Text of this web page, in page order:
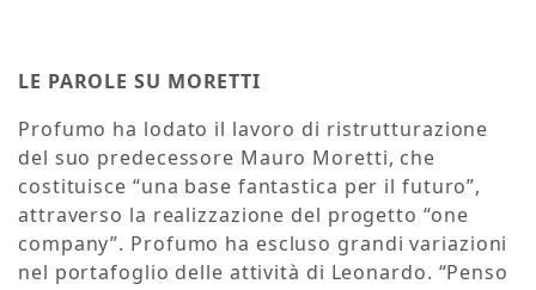
LE PAROLE SU MORETTI
Profumo ha lodato il lavoro di ristrutturazione
del suo predecessore Mauro Moretti, che
costituisce “una base fantastica per il futuro”,
attraverso la realizzazione del progetto “one
company”. Profumo ha escluso grandi variazioni
nel portafoglio delle attività di Leonardo. “Penso